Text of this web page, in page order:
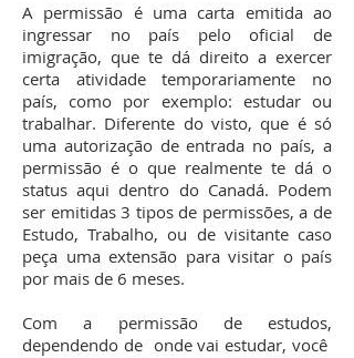
A permissão é uma carta emitida ao
ingressar no país pelo oficial de
imigração, que te dá direito a exercer
certa atividade temporariamente no
país, como por exemplo: estudar ou
trabalhar. Diferente do visto, que é só
uma autorização de entrada no país, a
permissão é o que realmente te dá o
status aqui dentro do Canadá. Podem
ser emitidas 3 tipos de permissões, a de
Estudo, Trabalho, ou de visitante caso
peça uma extensão para visitar o país
por mais de 6 meses.
Com a permissão de estudos,
dependendo de onde vai estudar, você